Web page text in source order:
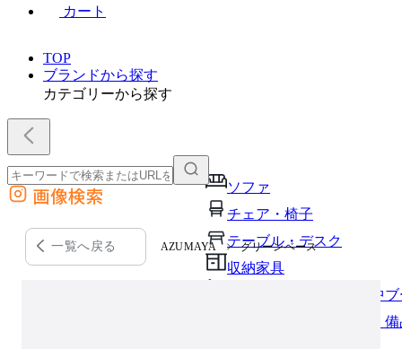
カート
TOP
ブランドから探す
カテゴリーから探す
ソファ
チェア・椅子
テーブル・デスク
収納家具
パーソナルブース・集中
オフィスアクセサリー・
外部サイトの商品をカートに追加
他のサイトで見つけた商品ページのURLを貼り付けて、カートに追加できます
画像検索
一覧へ戻る AZUMAYA グリーンベース